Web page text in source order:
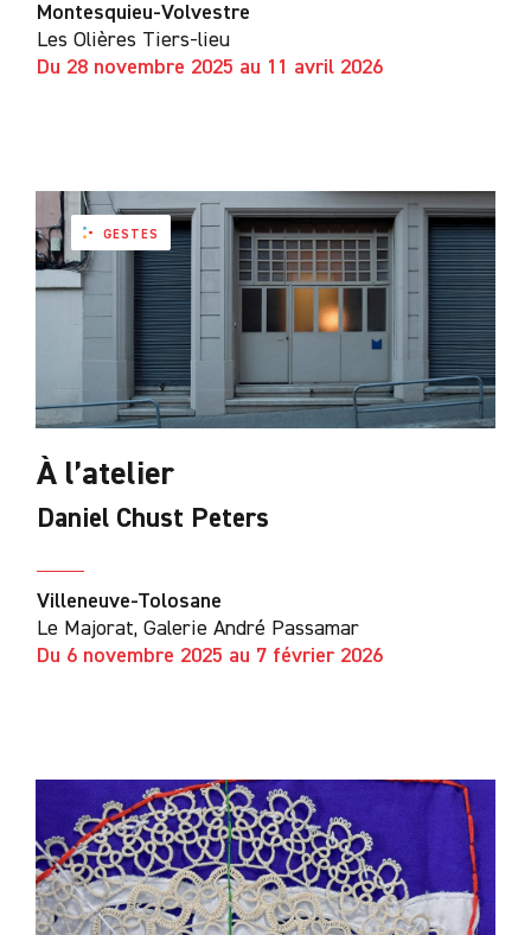
Montesquieu-Volvestre
Les Olières Tiers-lieu
Du 28 novembre 2025 au 11 avril 2026
GESTES
À l’atelier
Daniel Chust Peters
Villeneuve-Tolosane
Le Majorat, Galerie André Passamar
Du 6 novembre 2025 au 7 février 2026